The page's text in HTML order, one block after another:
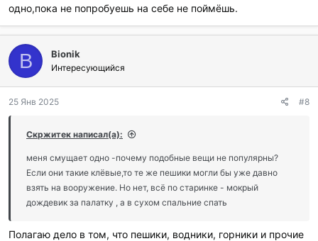
одно,пока не попробуешь на себе не поймёшь.
B Bionik
Интересующийся
25 Янв 2025 #8
Скржитек написал(а):
меня смущает одно -почему подобные вещи не популярны?
Если они такие клёвые,то те же пешики могли бы уже давно
взять на вооружение. Но нет, всё по старинке - мокрый
дождевик за палатку , а в сухом спальние спать
Полагаю дело в том, что пешики, водники, горники и прочие